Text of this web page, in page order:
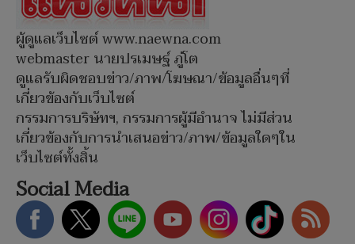
ผู้ดูแลเว็บไซต์ www.naewna.com
webmaster นายปรเมษฐ์ ภู่โต
ดูแลรับผิดชอบข่าว/ภาพ/โฆษณา/ข้อมูลอื่นๆที่
เกี่ยวข้องกับเว็บไซต์
กรรมการบริษัทฯ, กรรมการผู้มีอำนาจ ไม่มีส่วน
เกี่ยวข้องกับการนำเสนอข่าว/ภาพ/ข้อมูลใดๆใน
เว็บไซต์ทั้งสิ้น
Social Media